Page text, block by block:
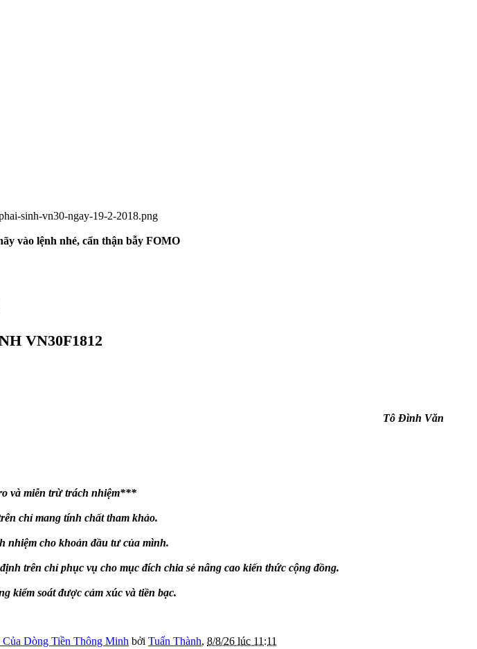
vào lệnh nhé, cẩn thận bẫy FOMO
VN30F1812
Tô Đình Văn
và miễn trừ trách nhiệm***
chỉ mang tính chất tham khảo.
nhiệm cho khoản đầu tư của mình.
trên chỉ phục vụ cho mục đích chia sẻ nâng cao kiến thức cộng đồng.
kiểm soát được cảm xúc và tiền bạc.
Dòng Tiền Thông Minh bởi Tuấn Thành, 8/8/26 lúc 11:11